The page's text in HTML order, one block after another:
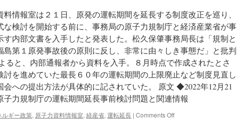
間
延
長
の
議
論
を
誘
導
本
紙
報
に
つ
い
て
「国
民
の
不
安
払
し
ょ
情報室は２１日、原発の運転期間を延長する制度改正を巡り、
な検討を開始する前に、事務局の原子力規制庁と経済産業省が事
内部文書を入手したと発表した。松久保肇事務局長は「規制と
島第１原発事故後の原則に反し、非常に由々しき事態だ」と批判
と、内部通報者から資料を入手。８月時点で作成されたとさ
討を進めていた最長６０年の運転期間の上限廃止など制度見直し
への提出方法が具体的に記されていた。 原文 ◆2022年12月21
規制庁の運転期間延長事前検討問題と関連情報
ルギー政策, 原子力資料情報室, 経産省, 運転延長 | Comments Offon